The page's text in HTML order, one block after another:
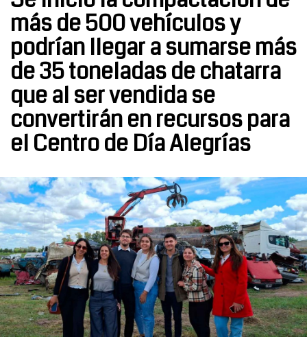
más de 500 vehículos y
podrían llegar a sumarse más
de 35 toneladas de chatarra
que al ser vendida se
convertirán en recursos para
el Centro de Día Alegrías